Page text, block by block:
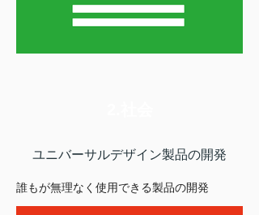
ユニバーサルデザイン製品の開発
誰もが無理なく使用できる製品の開発